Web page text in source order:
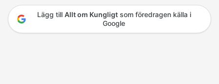
Lägg till Allt om Kungligtsom föredragen källa i
Google